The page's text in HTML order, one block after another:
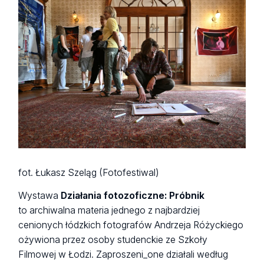
fot. Łukasz Szeląg (Fotofestiwal)
Wystawa Działania fotozoficzne: Próbnik
to archiwalna materia jednego z najbardziej
cenionych łódzkich fotografów Andrzeja Różyckiego
ożywiona przez osoby studenckie ze Szkoły
Filmowej w Łodzi. Zaproszeni_one działali według